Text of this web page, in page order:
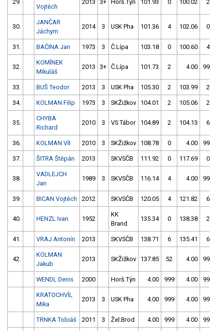
29.
Vojtěch
2013 3+ Horš.Týn 101.93 0 100.02 2
30.
JANČAR
Jáchym
2014 3 USK Pha 101.36 4 102.06 0
31. BAČINA Jan 1973 3 Č.Lípa 103.18 0 100.60 4
32.
KOMÍNEK
Mikuláš
2013 3+ Č.Lípa 101.73 2 4.00 999
33. BUŠ Teodor 2013 3 USK Pha 105.30 2 103.99 2
34. KOLMAN Filip 1973 3 SKŽižkov 104.01 2 105.06 2
35.
CHYBA
Richard
2010 3 VS Tábor 104.89 2 104.13 6
36. KOLMAN Vít 2010 3 SKŽižkov 108.78 0 4.00 999
37. ŠITRA Štěpán 2013 SKVSČB 111.92 0 117.69 0
38.
VADLEJCH
Jan
1989 3 SKVSČB 116.14 4 4.00 999
39. BICAN Vojtěch 2012 SKVSČB 120.05 4 121.82 6
40. HENZL Ivan 1952
KK
Brand
135.34 0 138.38 2
41. VRAJ Antonín 2013 SKVSČB 138.71 6 135.41 6
42.
KOLMAN
Jakub
2013 SKŽižkov 137.85 52 4.00 999
WENDL Denis 2000 Horš.Týn 4.00 999 4.00 999
KRATOCHVÍL
Mika
2013 3 USK Pha 4.00 999 4.00 999
TRNKA Tobiáš 2011 3 Žel.Brod 4.00 999 4.00 999